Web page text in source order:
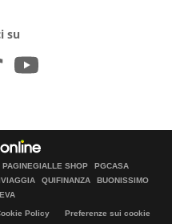
su
PAGINEGIALLE SHOP
PGCASA
QUIFINANZA
BUONISSIMO
Policy
Preferenze sui cookie